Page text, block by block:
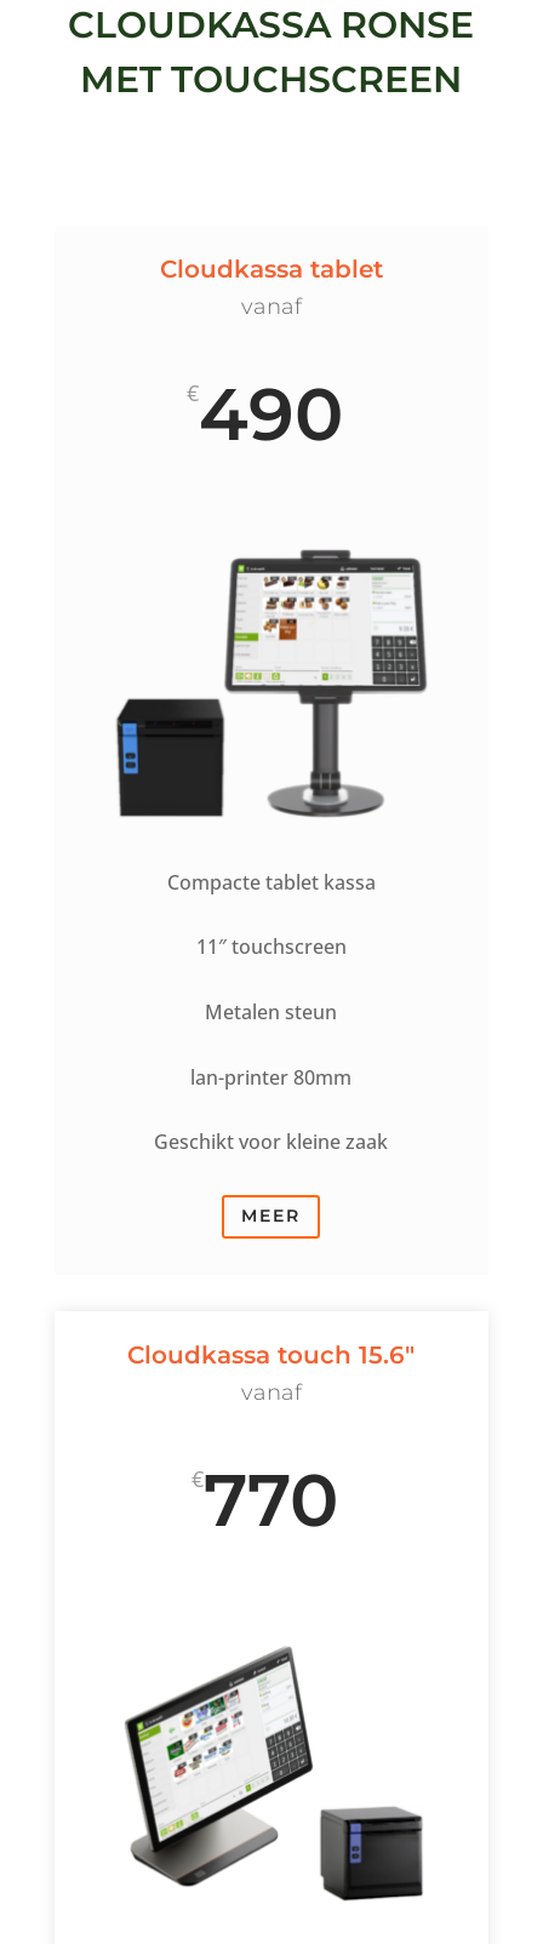
CLOUDKASSA RONSE
MET TOUCHSCREEN
Cloudkassa tablet
vanaf
€490
Compacte tablet kassa
11″ touchscreen
Metalen steun
lan-printer 80mm
Geschikt voor kleine zaak
MEER
Cloudkassa touch 15.6"
vanaf
€770